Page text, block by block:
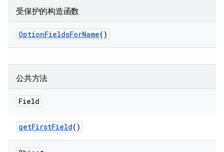
受保护的构造函数
OptionFieldsForName()
公共方法
Field
getFirstField()